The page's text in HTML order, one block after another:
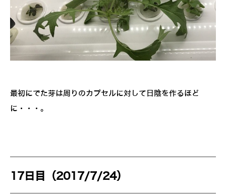
最初にでた芽は周りのカプセルに対して日陰を作るほど
に・・・。
17日目（2017/7/24）